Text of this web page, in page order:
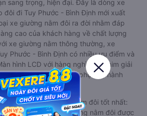
sang trọng, hiện đại. Đây là dòng xe
đôi đi Tuy Phước - Bình Định mới xuất
xe giường nằm đôi ra đời nhằm đáp
cao của khách hàng về chất lượng
xe giường nằm thông thường, xe
Phước - Bình Định có nhiều ưu điểm và
hình LCD với hàng nghìn bộ phim giải
và chăn đắp miễn phí phục vụ hành
- Bình Định giường nằm đôi tốt nhất:
Phước - Bình Định giường nằm đôi được